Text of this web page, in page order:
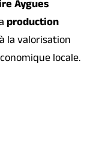
Aygues
production
la valorisation
locale.